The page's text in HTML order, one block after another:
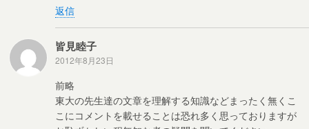
返信
皆見睦子
2012年8月23日
前略
東大の先生達の文章を理解する知識などまったく無くこ
こにコメントを載せることは恐れ多く思っておりますが